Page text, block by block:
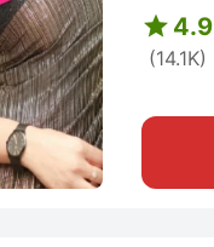
 4.9
(14.1K)